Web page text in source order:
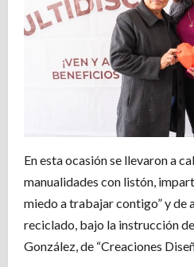
En esta ocasión se llevaron a
manualidades con listón,
miedo a trabajar contigo” y de
reciclado, bajo la instrucción
González, de “Creaciones